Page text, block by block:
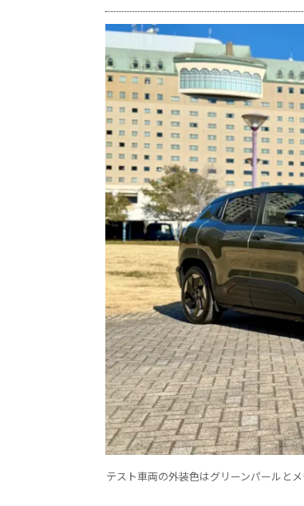
テスト車両の外装色はグリーンパールと